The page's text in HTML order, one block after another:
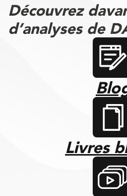
Découvrez
d’analyses de
Livres